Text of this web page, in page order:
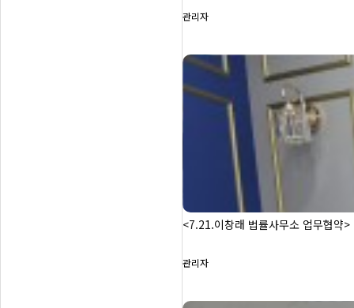
관리자
<7.21.이창래 법률사무소 업무협약>
관리자